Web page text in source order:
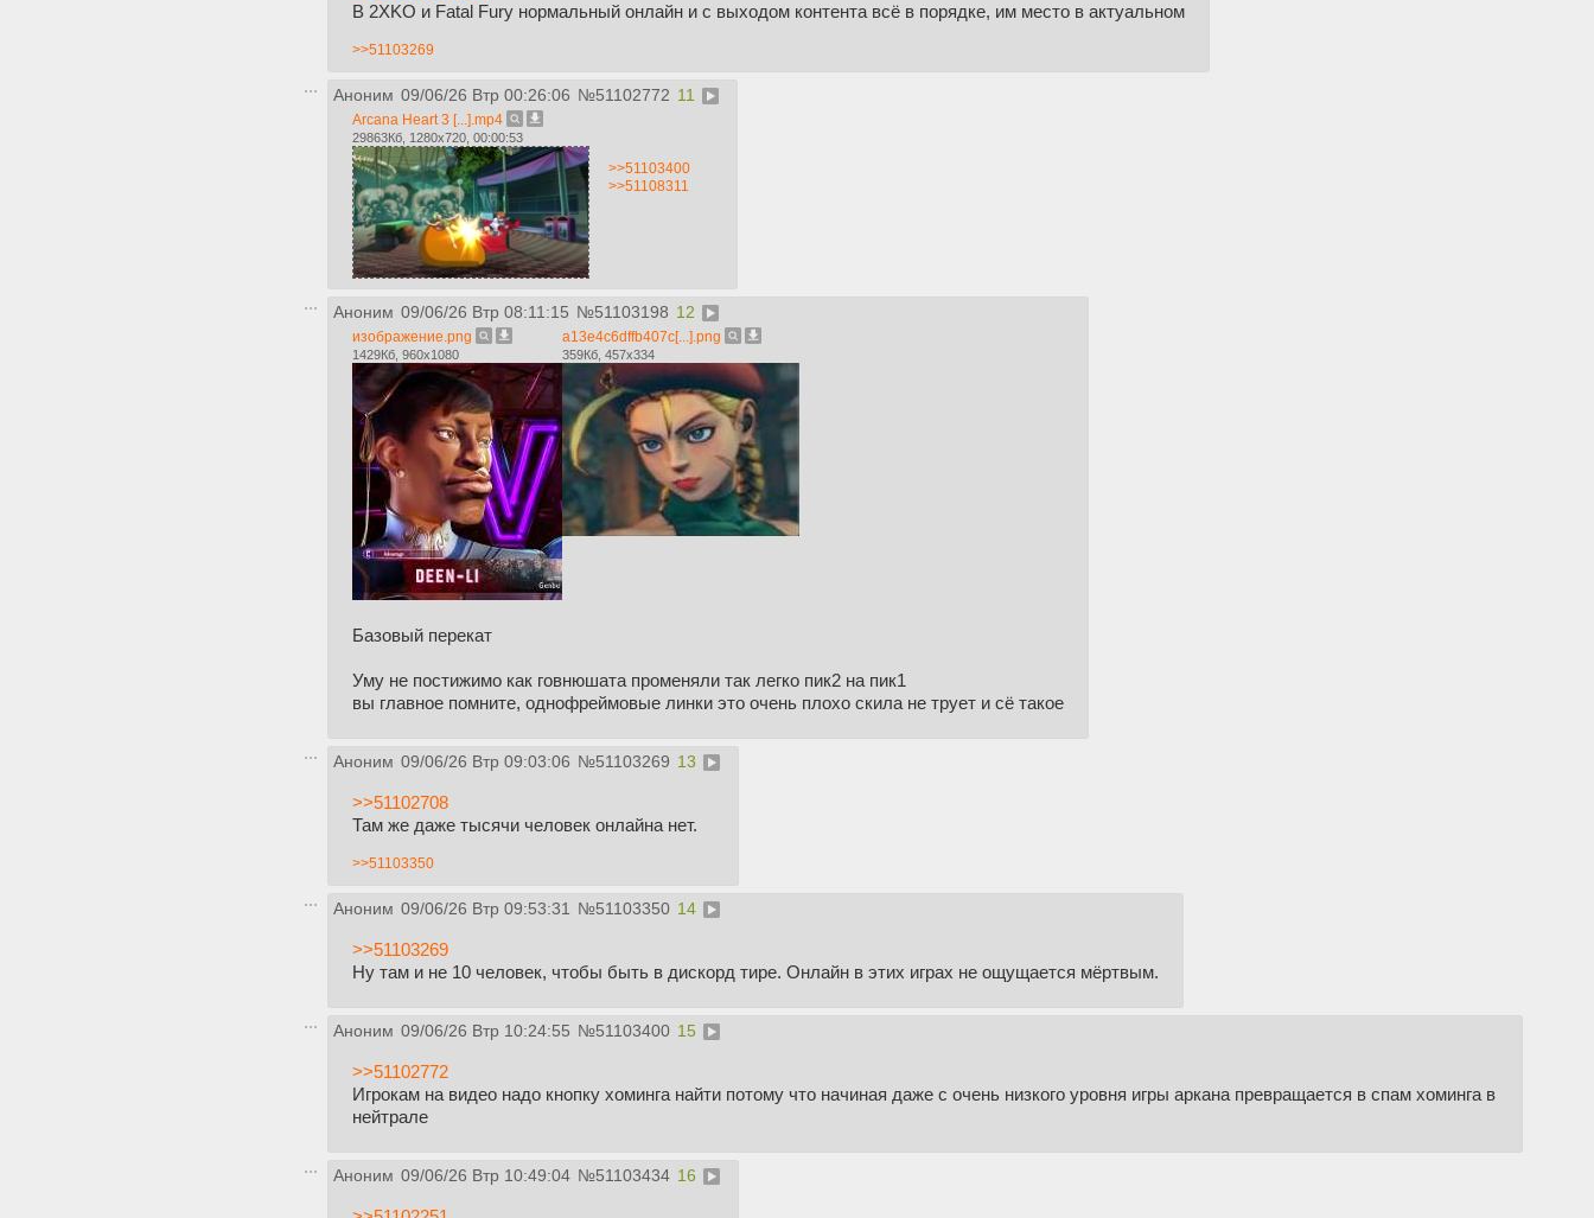
В 2XKO и Fatal Fury нормальный онлайн и с выходом контента всё в порядке, им место в актуальном
>>51103269
Аноним 09/06/26 Втр 00:26:06 №51102772 11
Arcana Heart 3 [...].mp4
29863Кб, 1280x720, 00:00:53
>>51103400
>>51108311
Аноним 09/06/26 Втр 08:11:15 №51103198 12
изображение.png
1429Кб, 960x1080
a13e4c6dffb407c[...].png
359Кб, 457x334
Базовый перекат
Уму не постижимо как говнюшата променяли так легко пик2 на пик1
вы главное помните, однофреймовые линки это очень плохо скила не трует и сё такое
Аноним 09/06/26 Втр 09:03:06 №51103269 13
>>51102708
Там же даже тысячи человек онлайна нет.
>>51103350
Аноним 09/06/26 Втр 09:53:31 №51103350 14
>>51103269
Ну там и не 10 человек, чтобы быть в дискорд тире. Онлайн в этих играх не ощущается мёртвым.
Аноним 09/06/26 Втр 10:24:55 №51103400 15
>>51102772
Игрокам на видео надо кнопку хоминга найти потому что начиная даже с очень низкого уровня игры аркана превращается в спам хоминга в
нейтрале
Аноним 09/06/26 Втр 10:49:04 №51103434 16